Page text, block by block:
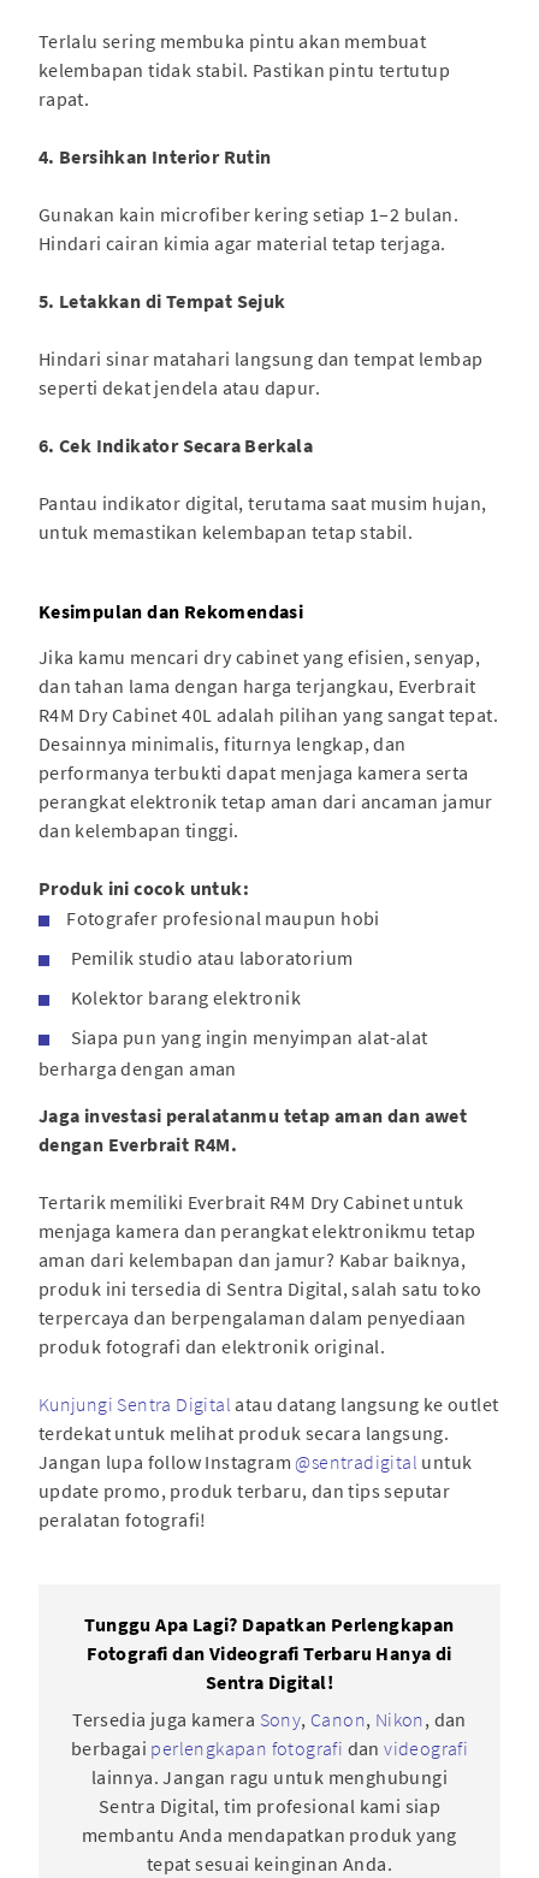
Terlalu sering membuka pintu akan membuat
kelembapan tidak stabil. Pastikan pintu tertutup
rapat.
4. Bersihkan Interior Rutin
Gunakan kain microfiber kering setiap 1–2 bulan.
Hindari cairan kimia agar material tetap terjaga.
5. Letakkan di Tempat Sejuk
Hindari sinar matahari langsung dan tempat lembap
seperti dekat jendela atau dapur.
6. Cek Indikator Secara Berkala
Pantau indikator digital, terutama saat musim hujan,
untuk memastikan kelembapan tetap stabil.
Kesimpulan dan Rekomendasi
Jika kamu mencari dry cabinet yang efisien, senyap,
dan tahan lama dengan harga terjangkau, Everbrait
R4M Dry Cabinet 40L adalah pilihan yang sangat tepat.
Desainnya minimalis, fiturnya lengkap, dan
performanya terbukti dapat menjaga kamera serta
perangkat elektronik tetap aman dari ancaman jamur
dan kelembapan tinggi.
Produk ini cocok untuk:
Fotografer profesional maupun hobi
Pemilik studio atau laboratorium
Kolektor barang elektronik
Siapa pun yang ingin menyimpan alat-alat
berharga dengan aman
Jaga investasi peralatanmu tetap aman dan awet
dengan Everbrait R4M.
Tertarik memiliki Everbrait R4M Dry Cabinet untuk
menjaga kamera dan perangkat elektronikmu tetap
aman dari kelembapan dan jamur? Kabar baiknya,
produk ini tersedia di Sentra Digital, salah satu toko
terpercaya dan berpengalaman dalam penyediaan
produk fotografi dan elektronik original.
Kunjungi Sentra Digital atau datang langsung ke outlet
terdekat untuk melihat produk secara langsung.
Jangan lupa follow Instagram@sentradigital untuk
update promo, produk terbaru, dan tips seputar
peralatan fotografi!
Tunggu Apa Lagi? Dapatkan Perlengkapan
Fotografi dan Videografi Terbaru Hanya di
Sentra Digital!
Tersedia juga kamera Sony, Canon, Nikon, dan
berbagai perlengkapan fotografi danvideografi
lainnya. Jangan ragu untuk menghubungi
Sentra Digital, tim profesional kami siap
membantu Anda mendapatkan produk yang
tepat sesuai keinginan Anda.